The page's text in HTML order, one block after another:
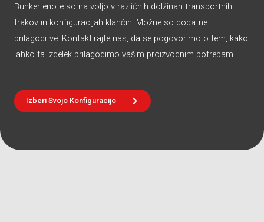
Bunker enote so na voljo v različnih dolžinah transportnih
trakov in konfiguracijah klančin. Možne so dodatne
prilagoditve. Kontaktirajte nas, da se pogovorimo o tem, kako
lahko ta izdelek prilagodimo vašim proizvodnim potrebam.
Izberi Svojo Konfiguracijo